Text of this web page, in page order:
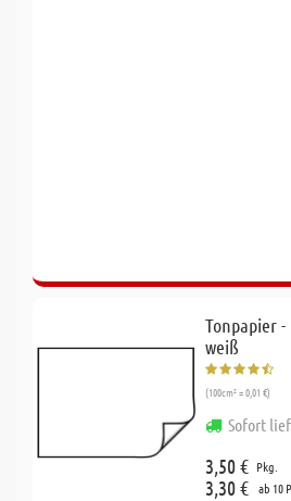
Tonpapier
weiß
(100cm² = 0,01 €)
Sofort
3,50 € Pkg.
3,30 € ab 10